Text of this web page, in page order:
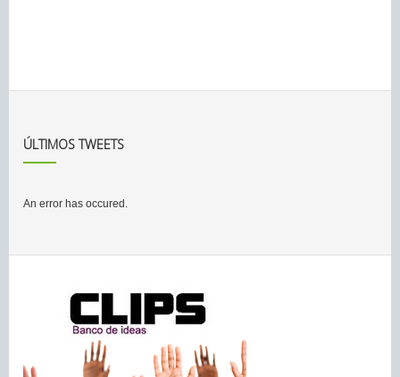
ÚLTIMOS TWEETS
An error has occured.